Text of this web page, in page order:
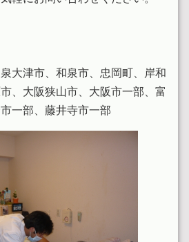
大津市、和泉市、忠岡町、岸和
、大阪狭山市、大阪市一部、富
一部、藤井寺市一部